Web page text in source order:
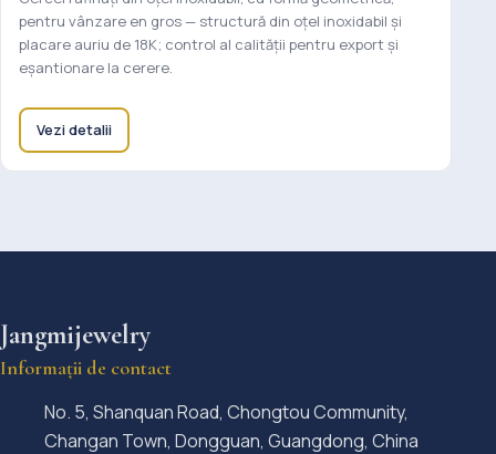
pentru vânzare en gros — structură din oțel inoxidabil și
placare auriu de 18K; control al calității pentru export și
eșantionare la cerere.
Vezi detalii
Jangmijewelry
Informații de contact
No. 5, Shanquan Road, Chongtou Community,
Changan Town, Dongguan, Guangdong, China